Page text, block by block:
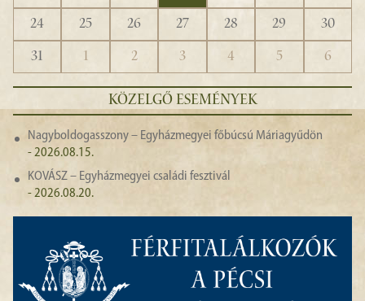
24
25 26 27 28 29
30
31
1 2 3 4 5 6
KÖZELGŐ ESEMÉNYEK
Nagyboldogasszony – Egyházmegyei főbúcsú Máriagyűdön
- 2026.08.15.
KOVÁSZ – Egyházmegyei családi fesztivál
- 2026.08.20.